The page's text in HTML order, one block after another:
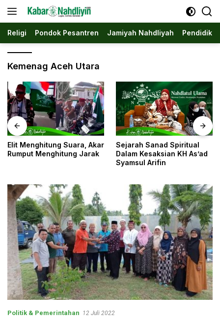
Religi Pondok Pesantren Jamiyah Nahdliyah
Kemenag Aceh Utara
Elit Menghitung Suara, Akar
Rumput Menghitung Jarak
Sejarah Sanad Spiritual
Dalam Kesaksian KH As’ad
Syamsul Arifin
Politik & Pemerintahan 12 Juli 2022